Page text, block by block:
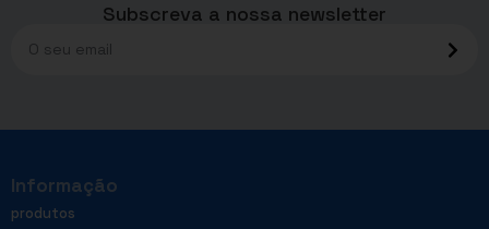
Subscreva a nossa newsletter
Informação
produtos